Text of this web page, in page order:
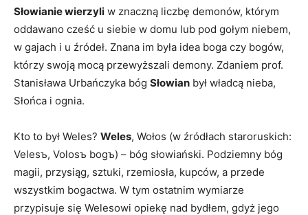
Słowianie wierzyli w znaczną liczbę demonów, którym
oddawano cześć u siebie w domu lub pod gołym niebem,
w gajach i u źródeł. Znana im była idea boga czy bogów,
którzy swoją mocą przewyższali demony. Zdaniem prof.
Stanisława Urbańczyka bóg Słowian był władcą nieba,
Słońca i ognia.
Kto to był Weles? Weles, Wołos (w źródłach staroruskich:
Velesъ, Volosъ bogъ) – bóg słowiański. Podziemny bóg
magii, przysiąg, sztuki, rzemiosła, kupców, a przede
wszystkim bogactwa. W tym ostatnim wymiarze
przypisuje się Welesowi opiekę nad bydłem, gdyż jego